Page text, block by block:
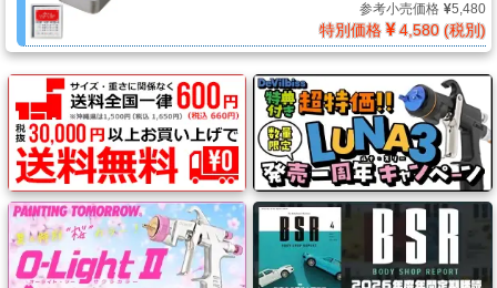
コ
パ
ウ
ン
ド・
バ
フ・
カ
参考小売価格 5,480
特別価格 4,580 (税別)